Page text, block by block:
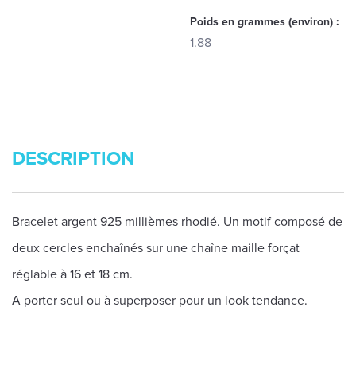
Poids en grammes (environ) :
1.88
DESCRIPTION
Bracelet argent 925 millièmes rhodié. Un motif composé de
deux cercles enchaînés sur une chaîne maille forçat
réglable à 16 et 18 cm.
A porter seul ou à superposer pour un look tendance.